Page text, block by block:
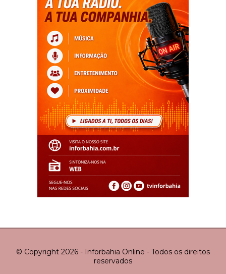
© Copyright 2026 - Inforbahia Online - Todos os direitos
reservados